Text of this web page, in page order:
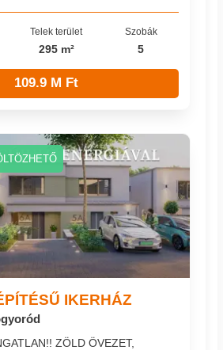
Telek terület
295 m²
Szobák
5
109.9 M Ft
IKERHÁZ
ZÖLD ÖVEZET,